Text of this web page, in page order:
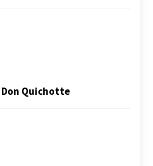
Don Quichotte